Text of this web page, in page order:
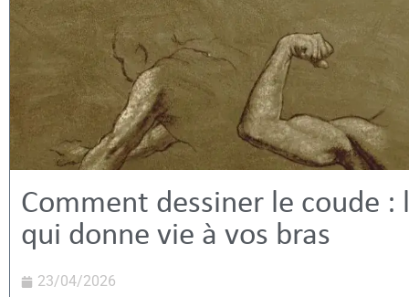
Comment dessiner le coude :
qui donne vie à vos bras
23/04/2026